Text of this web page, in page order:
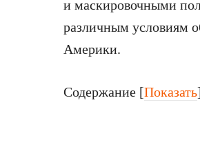
и маскировочными
различным условиям
Америки.
Содержание [Показать